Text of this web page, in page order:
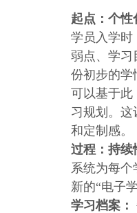
起点：个性
学员入学时
弱点、学习
份初步的学
可以基于此
习规划。这
和定制感。
过程：持续
系统为每个
新的“电子
学习档案：